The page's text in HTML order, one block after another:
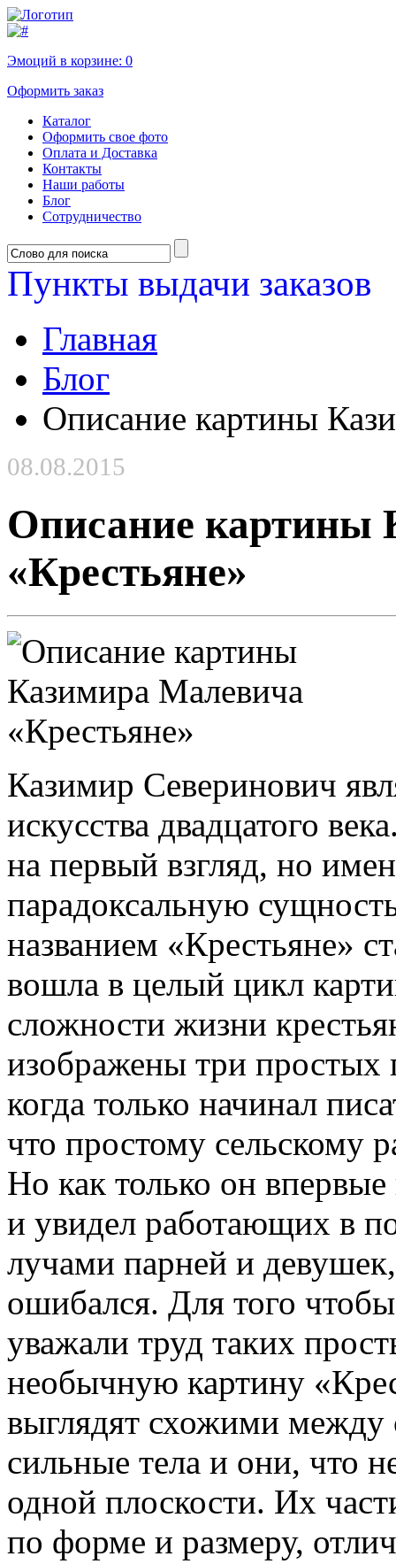
Эмоций в корзине: 0
Оформить заказ
Каталог
Оформить свое фото
Оплата и Доставка
Контакты
Наши работы
Блог
Сотрудничество
Пункты выдачи заказов
Главная
Блог
Описание картины
08.08.2015
Описание картины
«Крестьяне»
Казимир Северинович
искусства двадцатого
на первый взгляд, но
парадоксальную
названием «Крестьяне»
вошла в целый цикл
сложности жизни
изображены три простых
когда только начинал
что простому сельскому
Но как только он
и увидел работающих в
лучами парней и
ошибался. Для того
уважали труд таких
необычную картину
выглядят схожими
сильные тела и они, что
одной плоскости. Их
по форме и размеру,